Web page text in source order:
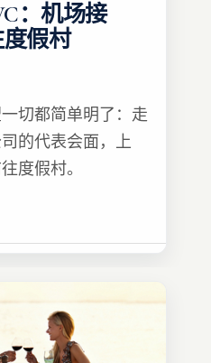
：机场接
假村
切都简单明了：走
的代表会面，上
度假村。